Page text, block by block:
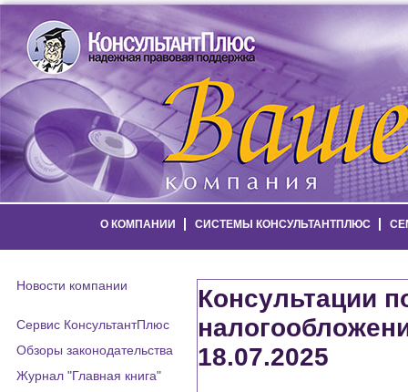
О КОМПАНИИ СИСТЕМЫ КОНСУЛЬТАНТПЛЮС
Новости компании
Сервис КонсультантПлюс
Обзоры законодательства
Журнал "Главная книга"
Консультации
18.07.2025